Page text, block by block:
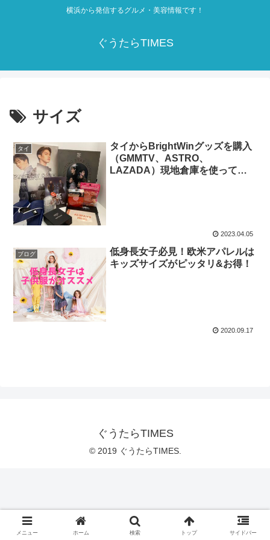
横浜から発信するグルメ・美容情報です！
ぐうたらTIMES
サイズ
タイ
タイからBrightWinグッズを購入
（GMMTV、ASTRO、
LAZADA）現地倉庫を使って送
2023.04.05
ブログ
低身長女子必見！欧米アパレルは
キッズサイズがピッタリ&お得！
2020.09.17
ぐうたらTIMES
© 2019 ぐうたらTIMES.
メニュー ホーム 検索 トップ サイドバー